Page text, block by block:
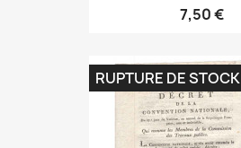
7,50 €
RUPTURE DE STOCK